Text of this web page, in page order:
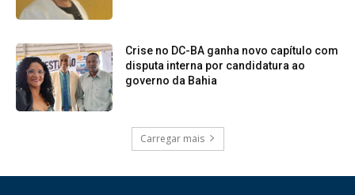
Crise no DC-BA ganha novo capítulo com
disputa interna por candidatura ao
governo da Bahia
Carregar mais